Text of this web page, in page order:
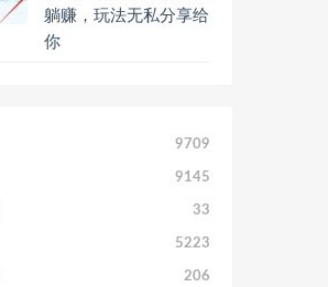
躺赚，玩法无私分享给
你
9709
9145
33
5223
206